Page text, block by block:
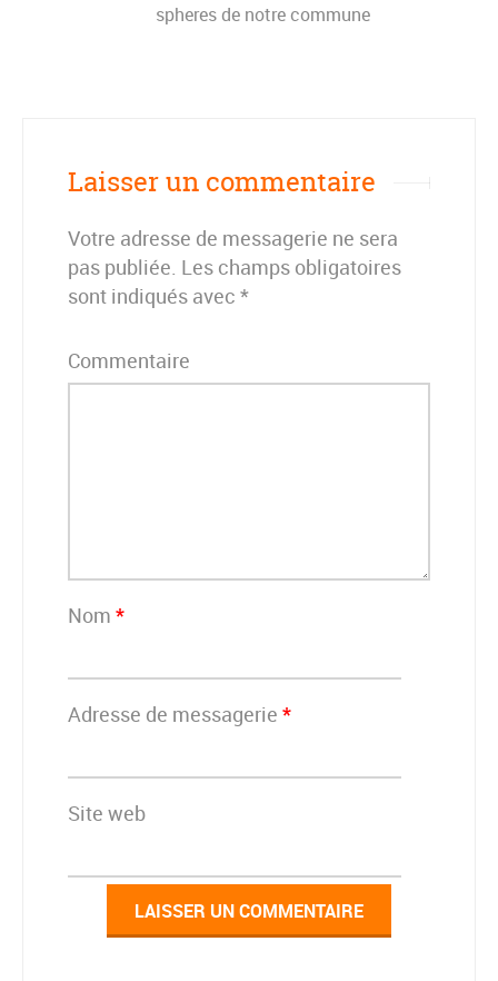
spheres de notre commune
Laisser un commentaire
Votre adresse de messagerie ne sera
pas publiée. Les champs obligatoires
sont indiqués avec *
Commentaire
Nom *
Adresse de messagerie *
Site web